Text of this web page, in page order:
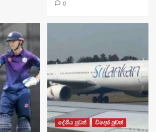
0
දේශීය පුවත් විදෙස් පුවත්